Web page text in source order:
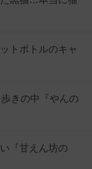
トボトルのキャ
きの中『やんの
『甘えん坊の